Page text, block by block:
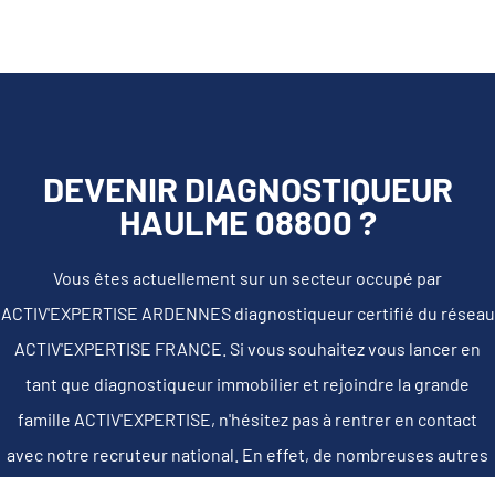
DEVENIR DIAGNOSTIQUEUR
HAULME 08800 ?
Vous êtes actuellement sur un secteur occupé par
ACTIV'EXPERTISE ARDENNES diagnostiqueur certifié du réseau
ACTIV'EXPERTISE FRANCE. Si vous souhaitez vous lancer en
tant que diagnostiqueur immobilier et rejoindre la grande
famille ACTIV'EXPERTISE, n'hésitez pas à rentrer en contact
avec notre recruteur national. En effet, de nombreuses autres